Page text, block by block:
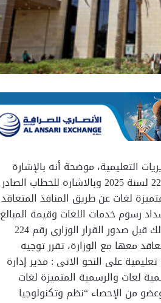
التعليمية، موضحة أنه بالإشارة
إلى القرار الوزارى 285 لسنة 2014 وتعديلاته بالقرار الوزارى 224 لسنة 2025 وبالاشارة للخطاب الصادر
لغات عن طريق المنافذ المتعاقد
رسوم خدمات اللغات وقيمة المبالغ
الواردة بالقرار الوزارى 156 من العام الدراسى 2025 / 2026 وذلك قبل صدور القرار الوزارى رقم 224
معها مع الوزارة، تقرر توجيه
على النحو الاتى : مدير إدارة
لعات والرسمية المتميزة لغات
من الإحصاء “نظم وتكنولوجيا